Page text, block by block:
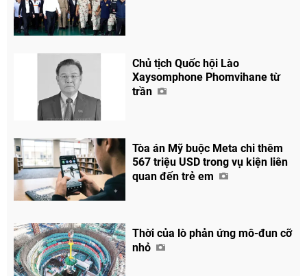
Chủ tịch Quốc hội Lào
Xaysomphone Phomvihane từ
trần
Tòa án Mỹ buộc Meta chi thêm
567 triệu USD trong vụ kiện liên
quan đến trẻ em
Thời của lò phản ứng mô-đun cỡ
nhỏ